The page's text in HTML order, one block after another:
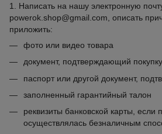
1. Написать на нашу электронную
powerok.shop@gmail.com, описать
приложить:
фото или видео товара
документ, подтверждающий
паспорт или другой документ,
заполненный гарантийный талон
реквизиты банковской карты, если
осуществлялась безналичным